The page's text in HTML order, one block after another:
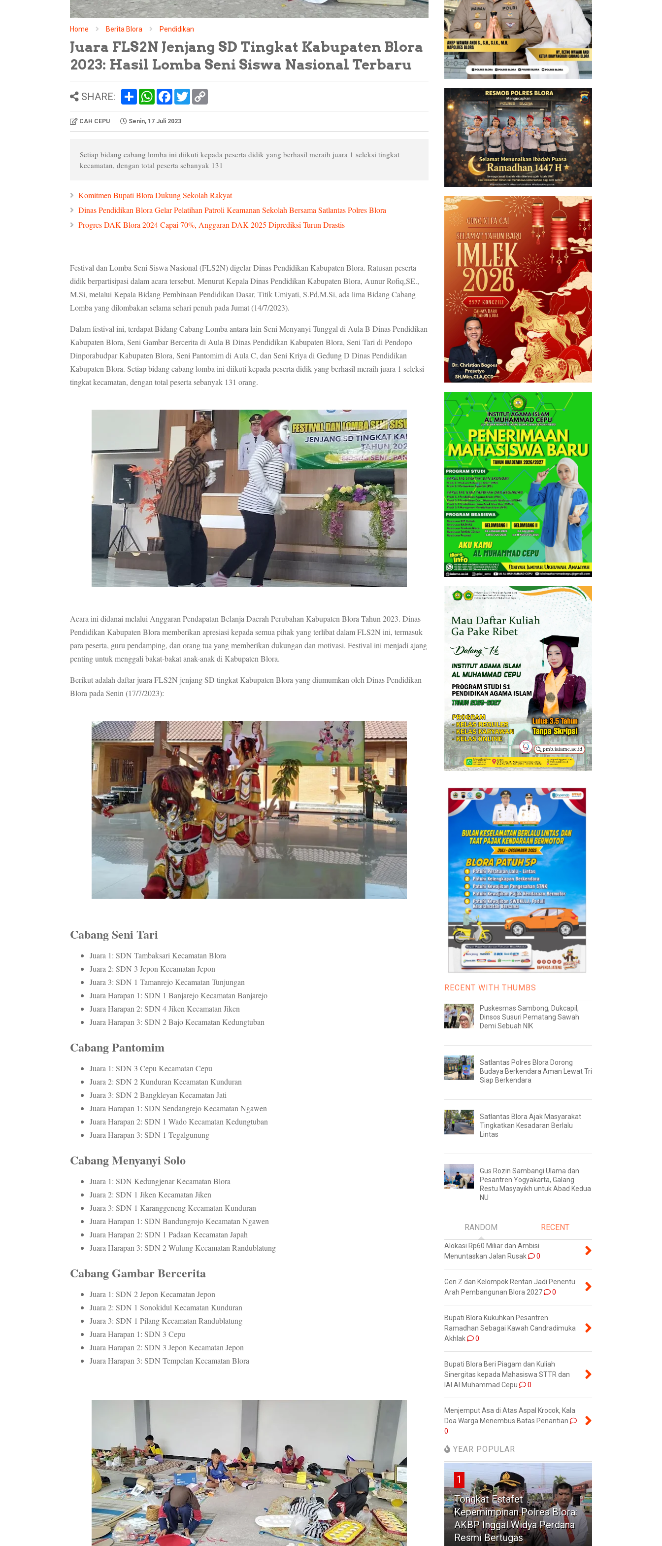
Home Berita Blora Pendidikan
Juara FLS2N Jenjang SD Tingkat Kabupaten Blora
2023: Hasil Lomba Seni Siswa Nasional Terbaru
SHARE:
e
W
s
A
b
o
e
i
CAH CEPU Senin, 17 Juli 2023
Setiap bidang cabang lomba ini diikuti kepada peserta didik yang berhasil meraih juara 1 seleksi tingkat
kecamatan, dengan total peserta sebanyak 131
Komitmen Bupati Blora Dukung Sekolah Rakyat
Dinas Pendidikan Blora Gelar Pelatihan Patroli Keamanan Sekolah Bersama Satlantas Polres Blora
Progres DAK Blora 2024 Capai 70%, Anggaran DAK 2025 Diprediksi Turun Drastis
Festival dan Lomba Seni Siswa Nasional (FLS2N) digelar Dinas Pendidikan Kabupaten Blora. Ratusan peserta
didik berpartisipasi dalam acara tersebut. Menurut Kepala Dinas Pendidikan Kabupaten Blora, Aunur Rofiq,SE.,
M.Si, melalui Kepala Bidang Pembinaan Pendidikan Dasar, Titik Umiyati, S.Pd,M.Si, ada lima Bidang Cabang
Lomba yang dilombakan selama sehari penuh pada Jumat (14/7/2023).
Dalam festival ini, terdapat Bidang Cabang Lomba antara lain Seni Menyanyi Tunggal di Aula B Dinas Pendidikan
Kabupaten Blora, Seni Gambar Bercerita di Aula B Dinas Pendidikan Kabupaten Blora, Seni Tari di Pendopo
Dinporabudpar Kabupaten Blora, Seni Pantomim di Aula C, dan Seni Kriya di Gedung D Dinas Pendidikan
Kabupaten Blora. Setiap bidang cabang lomba ini diikuti kepada peserta didik yang berhasil meraih juara 1 seleksi
tingkat kecamatan, dengan total peserta sebanyak 131 orang.
Acara ini didanai melalui Anggaran Pendapatan Belanja Daerah Perubahan Kabupaten Blora Tahun 2023. Dinas
Pendidikan Kabupaten Blora memberikan apresiasi kepada semua pihak yang terlibat dalam FLS2N ini, termasuk
para peserta, guru pendamping, dan orang tua yang memberikan dukungan dan motivasi. Festival ini menjadi ajang
penting untuk menggali bakat-bakat anak-anak di Kabupaten Blora.
Berikut adalah daftar juara FLS2N jenjang SD tingkat Kabupaten Blora yang diumumkan oleh Dinas Pendidikan
Blora pada Senin (17/7/2023):
Cabang Seni Tari
Juara 1: SDN Tambaksari Kecamatan Blora
Juara 2: SDN 3 Jepon Kecamatan Jepon
Juara 3: SDN 1 Tamanrejo Kecamatan Tunjungan
Juara Harapan 1: SDN 1 Banjarejo Kecamatan Banjarejo
Juara Harapan 2: SDN 4 Jiken Kecamatan Jiken
Juara Harapan 3: SDN 2 Bajo Kecamatan Kedungtuban
Cabang Pantomim
Juara 1: SDN 3 Cepu Kecamatan Cepu
Juara 2: SDN 2 Kunduran Kecamatan Kunduran
Juara 3: SDN 2 Bangkleyan Kecamatan Jati
Juara Harapan 1: SDN Sendangrejo Kecamatan Ngawen
Juara Harapan 2: SDN 1 Wado Kecamatan Kedungtuban
Juara Harapan 3: SDN 1 Tegalgunung
Cabang Menyanyi Solo
Juara 1: SDN Kedungjenar Kecamatan Blora
Juara 2: SDN 1 Jiken Kecamatan Jiken
Juara 3: SDN 1 Karanggeneng Kecamatan Kunduran
Juara Harapan 1: SDN Bandungrojo Kecamatan Ngawen
Juara Harapan 2: SDN 1 Padaan Kecamatan Japah
Juara Harapan 3: SDN 2 Wulung Kecamatan Randublatung
Cabang Gambar Bercerita
Juara 1: SDN 2 Jepon Kecamatan Jepon
Juara 2: SDN 1 Sonokidul Kecamatan Kunduran
Juara 3: SDN 1 Pilang Kecamatan Randublatung
Juara Harapan 1: SDN 3 Cepu
Juara Harapan 2: SDN 3 Jepon Kecamatan Jepon
Juara Harapan 3: SDN Tempelan Kecamatan Blora
RECENT WITH THUMBS
Puskesmas Sambong, Dukcapil,
Dinsos Susuri Pematang Sawah
Demi Sebuah NIK
Satlantas Polres Blora Dorong
Budaya Berkendara Aman Lewat Tri
Siap Berkendara
Satlantas Blora Ajak Masyarakat
Tingkatkan Kesadaran Berlalu
Lintas
Gus Rozin Sambangi Ulama dan
Pesantren Yogyakarta, Galang
Restu Masyayikh untuk Abad Kedua
NU
RANDOM RECENT
Alokasi Rp60 Miliar dan Ambisi
Menuntaskan Jalan Rusak
0
Gen Z dan Kelompok Rentan Jadi Penentu
Arah Pembangunan Blora 2027
0
Bupati Blora Kukuhkan Pesantren
Ramadhan Sebagai Kawah Candradimuka
Akhlak
0
Bupati Blora Beri Piagam dan Kuliah
Sinergitas kepada Mahasiswa STTR dan
IAI Al Muhammad Cepu
0
Menjemput Asa di Atas Aspal Krocok, Kala
Doa Warga Menembus Batas Penantian
0
YEAR POPULAR
1
Tongkat Estafet
Kepemimpinan Polres Blora:
AKBP Inggal Widya Perdana
Resmi Bertugas